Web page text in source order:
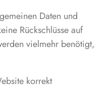
Daten und
Rückschlüsse auf
vielmehr benötigt,
korrekt